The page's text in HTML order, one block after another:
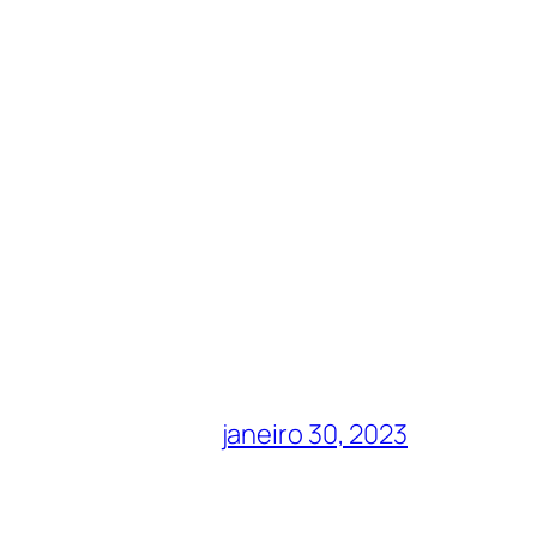
janeiro 30, 2023